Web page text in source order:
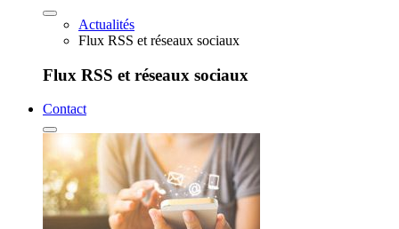
Actualités
Flux RSS et réseaux sociaux
Flux RSS et réseaux sociaux
Contact